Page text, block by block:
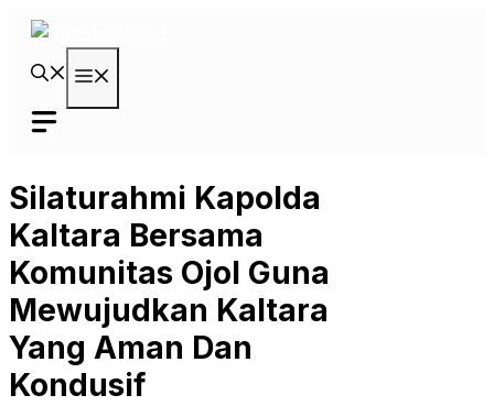
Langsung
Silaturahmi Kapolda
Kaltara Bersama
Komunitas Ojol Guna
Mewujudkan Kaltara
Yang Aman Dan
Kondusif